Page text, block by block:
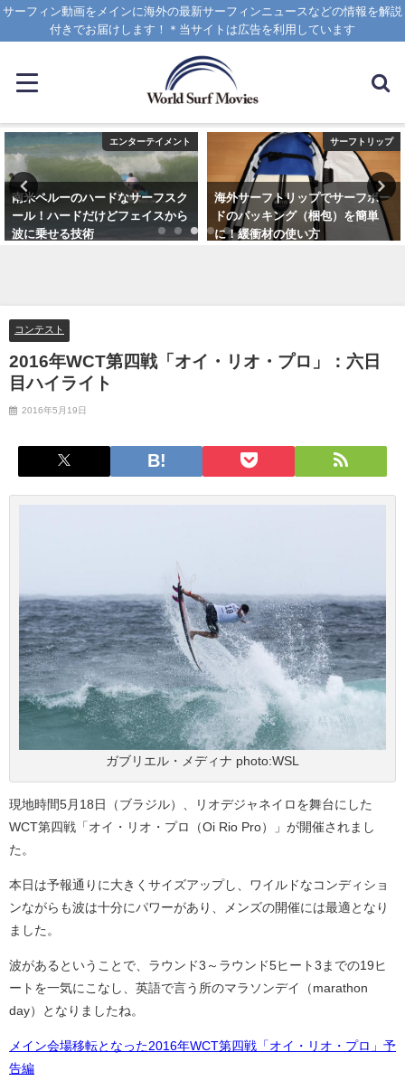
サーフィン動画をメインに海外の最新サーフィンニュースなどの情報を解説
付きでお届けします！＊当サイトは広告を利用しています
エンターテイメント
南米ペルーのハードなサーフスク
ール！ハードだけどフェイスから
波に乗せる技術
サーフトリップ
海外サーフトリップでサーフボー
ドのパッキング（梱包）を簡単
に！緩衝材の使い方
コンテスト
2016年WCT第四戦「オイ・リオ・プロ」：六日
目ハイライト
2016年5月19日
ガブリエル・メディナ photo:WSL
現地時間5月18日（ブラジル）、リオデジャネイロを舞台にした
WCT第四戦「オイ・リオ・プロ（Oi Rio Pro）」が開催されまし
た。
本日は予報通りに大きくサイズアップし、ワイルドなコンディショ
ンながらも波は十分にパワーがあり、メンズの開催には最適となり
ました。
波があるということで、ラウンド3～ラウンド5ヒート3までの19ヒ
ートを一気にこなし、英語で言う所のマラソンデイ（marathon
day）となりましたね。
メイン会場移転となった2016年WCT第四戦「オイ・リオ・プロ」予
告編